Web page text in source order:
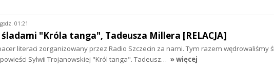
01:21
śladami "Króla tanga", Tadeusza Millera [RELACJA]
literaci zorganizowany przez Radio Szczecin za nami. Tym razem wędrowaliśmy
Sylwii Trojanowskiej "Król tanga". Tadeusz… » więcej